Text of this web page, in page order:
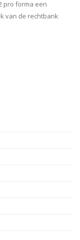
pro forma een
van de rechtbank